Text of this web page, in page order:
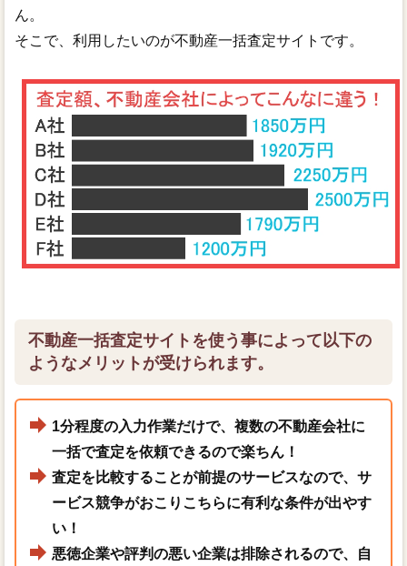
ん。
そこで、利用したいのが不動産一括査定サイトです。
不動産一括査定サイトを使う事によって以下の
ようなメリットが受けられます。
1分程度の入力作業だけで、複数の不動産会社に
一括で査定を依頼できるので楽ちん！
査定を比較することが前提のサービスなので、サ
ービス競争がおこりこちらに有利な条件が出やす
い！
悪徳企業や評判の悪い企業は排除されるので、自